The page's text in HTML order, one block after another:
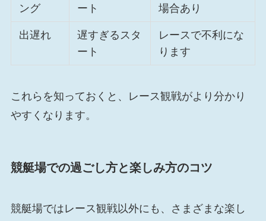
ング ート 場合あり
出遅れ
遅すぎるスタ
ート
レースで不利にな
ります
これらを知っておくと、レース観戦がより分かり
やすくなります。
競艇場での過ごし方と楽しみ方のコツ
競艇場ではレース観戦以外にも、さまざまな楽し